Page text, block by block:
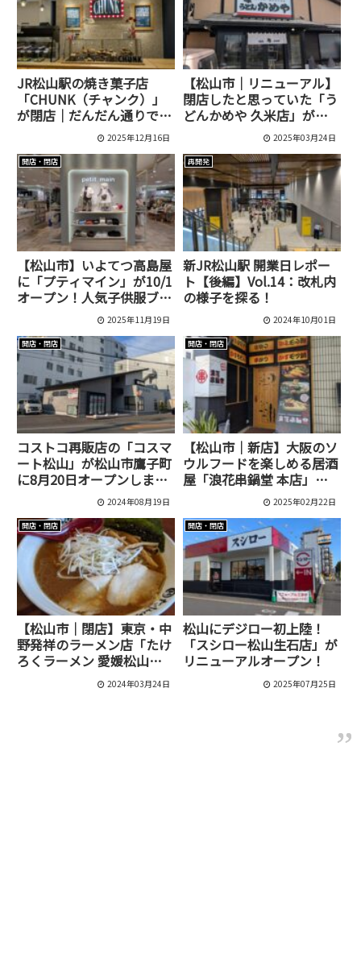
JR松山駅の焼き菓子店
「CHUNK（チャンク）」
が閉店｜だんだん通りで約
2025年12月16日
【松山市｜リニューアル】
閉店したと思っていた「う
どんかめや 久米店」がセ
ルフになってリニューアル
2025年03月24日
開店・閉店
【松山市】いよてつ高島屋
に「プティマイン」が10/1
オープン！人気子供服ブラ
2025年11月19日
再開発
新JR松山駅 開業日レポー
ト【後編】Vol.14：改札内
の様子を探る！
2024年10月01日
開店・閉店
コストコ再販店の「コスマ
ート松山」が松山市鷹子町
に8月20日オープンしま
2024年08月19日
開店・閉店
【松山市｜新店】大阪のソ
ウルフードを楽しめる居酒
屋「浪花串鍋堂 本店」が
2025年02月22日
開店・閉店
【松山市｜閉店】東京・中
野発祥のラーメン店「たけ
ろくラーメン 愛媛松山
店」が3月31日で閉店！
2024年03月24日
開店・閉店
松山にデジロー初上陸！
「スシロー松山生石店」が
リニューアルオープン！
2025年07月25日